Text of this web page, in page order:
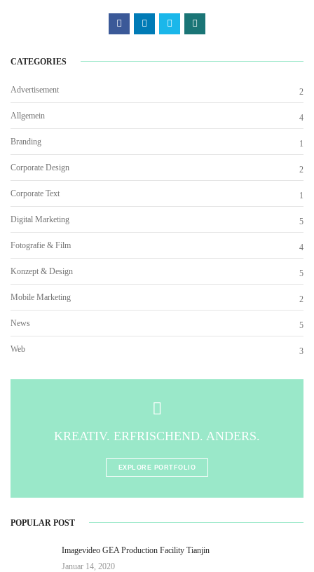
CATEGORIES
Advertisement 2
Allgemein 4
Branding 1
Corporate Design 2
Corporate Text 1
Digital Marketing 5
Fotografie & Film 4
Konzept & Design 5
Mobile Marketing 2
News 5
Web 3
KREATIV. ERFRISCHEND. ANDERS.
EXPLORE PORTFOLIO
POPULAR POST
Imagevideo GEA Production Facility Tianjin
Januar 14, 2020